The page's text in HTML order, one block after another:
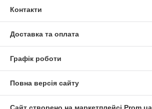
Контакти
Доставка та оплата
Графік роботи
Повна версія сайту